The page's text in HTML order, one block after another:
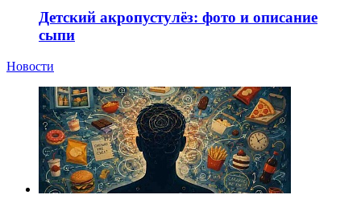
Детский акропустулёз: фото и описание
сыпи
Новости